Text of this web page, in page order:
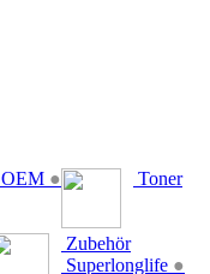
OEM ● Toner
Zubehör
Superlonglife ●